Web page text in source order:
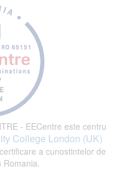
- EECentre este centru
College London (UK)
a cunostintelor de